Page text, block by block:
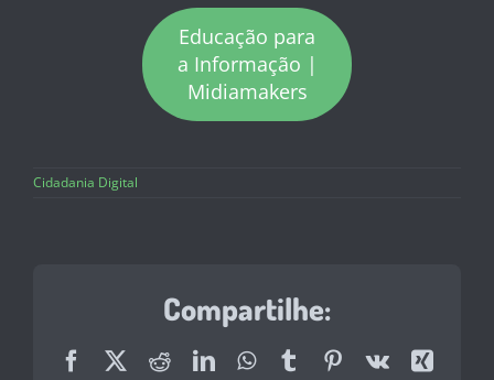
Educação para
a Informação |
Midiamakers
Cidadania Digital
Compartilhe:
FacebookRedditLinkedInWhatsApp
TumblrPinterest
Vk
Xing